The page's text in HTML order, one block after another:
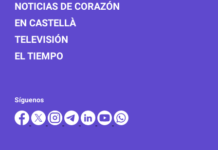
NOTICIAS DE CORAZÓN
EN CASTELLÀ
TELEVISIÓN
EL TIEMPO
Síguenos